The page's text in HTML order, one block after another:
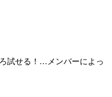
試せる！…メンバーによっ